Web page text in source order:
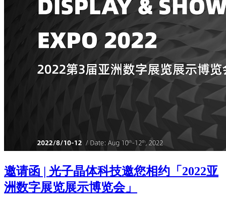
邀请函 | 光子晶体科技邀您相约「2022亚
洲数字展览展示博览会」